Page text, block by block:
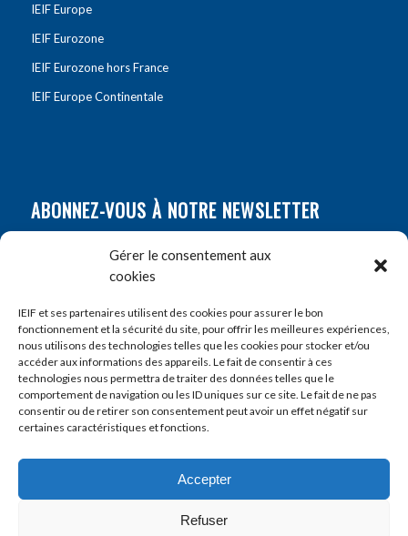
Gérer le consentement aux
cookies
IEIF et ses partenaires utilisent des cookies pour assurer le bon
fonctionnement et la sécurité du site, pour offrir les meilleures expériences,
nous utilisons des technologies telles que les cookies pour stocker et/ou
accéder aux informations des appareils. Le fait de consentir à ces
technologies nous permettra de traiter des données telles que le
comportement de navigation ou les ID uniques sur ce site. Le fait de ne pas
consentir ou de retirer son consentement peut avoir un effet négatif sur
certaines caractéristiques et fonctions.
Accepter
Refuser
IEIF Europe
IEIF Eurozone
IEIF Eurozone hors France
IEIF Europe Continentale
ABONNEZ-VOUS À NOTRE NEWSLETTER
Prénom*
E-mail*